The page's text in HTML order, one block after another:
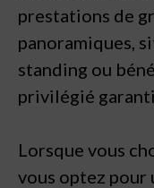
prestations de
panoramiques,
standing ou
privilégié
Lorsque vous
vous optez pour